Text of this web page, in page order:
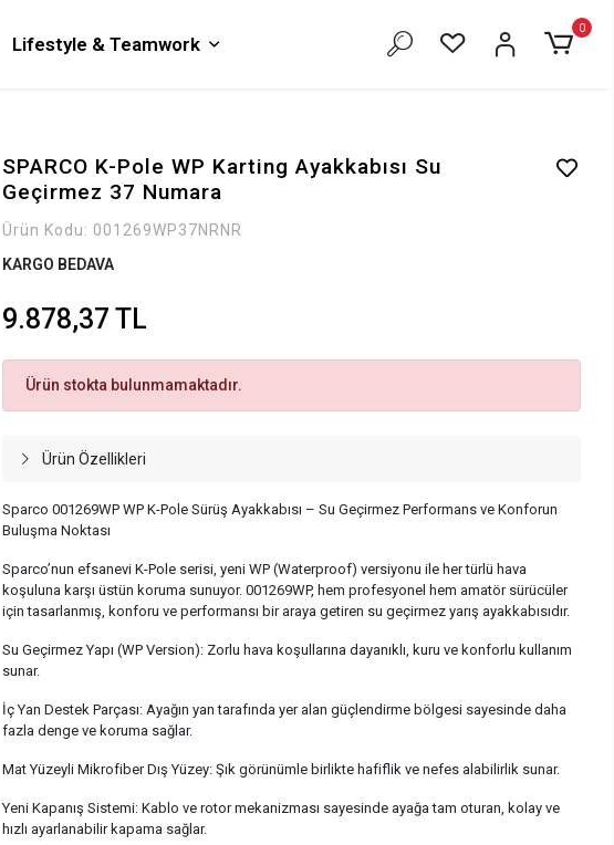
Lifestyle & Teamwork
0
SPARCO K-Pole WP Karting Ayakkabısı Su
Geçirmez 37 Numara
Ürün Kodu: 001269WP37NRNR
KARGO BEDAVA
9.878,37 TL
Ürün stokta bulunmamaktadır.
Ürün Özellikleri
Sparco 001269WP WP K-Pole Sürüş Ayakkabısı – Su Geçirmez Performans ve Konforun
Buluşma Noktası
Sparco’nun efsanevi K-Pole serisi, yeni WP (Waterproof) versiyonu ile her türlü hava
koşuluna karşı üstün koruma sunuyor. 001269WP, hem profesyonel hem amatör sürücüler
için tasarlanmış, konforu ve performansı bir araya getiren su geçirmez yarış ayakkabısıdır.
Su Geçirmez Yapı (WP Version): Zorlu hava koşullarına dayanıklı, kuru ve konforlu kullanım
sunar.
İç Yan Destek Parçası: Ayağın yan tarafında yer alan güçlendirme bölgesi sayesinde daha
fazla denge ve koruma sağlar.
Mat Yüzeyli Mikrofiber Dış Yüzey: Şık görünümle birlikte hafiflik ve nefes alabilirlik sunar.
Yeni Kapanış Sistemi: Kablo ve rotor mekanizması sayesinde ayağa tam oturan, kolay ve
hızlı ayarlanabilir kapama sağlar.